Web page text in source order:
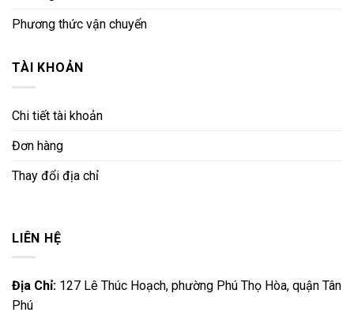
Phương thức vận chuyển
TÀI KHOẢN
Chi tiết tài khoản
Đơn hàng
Thay đổi địa chỉ
LIÊN HỆ
Địa Chỉ: 127 Lê Thúc Hoạch, phường Phú Thọ Hòa, quận Tân
Phú